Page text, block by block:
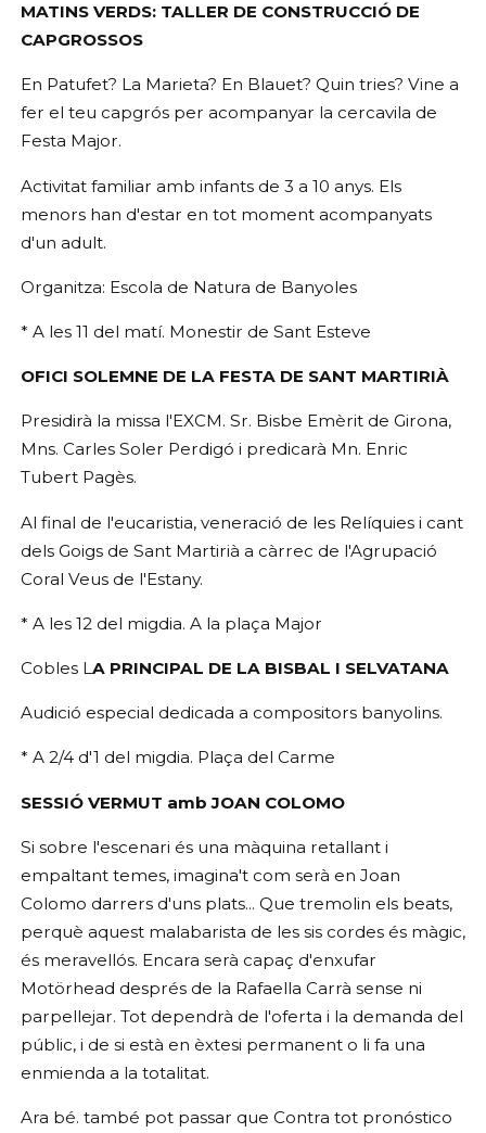
MATINS VERDS: TALLER DE CONSTRUCCIÓ DE
CAPGROSSOS
En Patufet? La Marieta? En Blauet? Quin tries? Vine a
fer el teu capgrós per acompanyar la cercavila de
Festa Major.
Activitat familiar amb infants de 3 a 10 anys. Els
menors han d'estar en tot moment acompanyats
d'un adult.
Organitza: Escola de Natura de Banyoles
* A les 11 del matí. Monestir de Sant Esteve
OFICI SOLEMNE DE LA FESTA DE SANT MARTIRIÀ
Presidirà la missa l'EXCM. Sr. Bisbe Emèrit de Girona,
Mns. Carles Soler Perdigó i predicarà Mn. Enric
Tubert Pagès.
Al final de l'eucaristia, veneració de les Relíquies i cant
dels Goigs de Sant Martirià a càrrec de l'Agrupació
Coral Veus de l'Estany.
* A les 12 del migdia. A la plaça Major
Cobles LA PRINCIPAL DE LA BISBAL I SELVATANA
Audició especial dedicada a compositors banyolins.
* A 2/4 d'1 del migdia. Plaça del Carme
SESSIÓ VERMUT amb JOAN COLOMO
Si sobre l'escenari és una màquina retallant i
empaltant temes, imagina't com serà en Joan
Colomo darrers d'uns plats... Que tremolin els beats,
perquè aquest malabarista de les sis cordes és màgic,
és meravellós. Encara serà capaç d'enxufar
Motörhead després de la Rafaella Carrà sense ni
parpellejar. Tot dependrà de l'oferta i la demanda del
públic, i de si està en èxtesi permanent o li fa una
enmienda a la totalitat.
Ara bé. també pot passar que Contra tot pronóstico